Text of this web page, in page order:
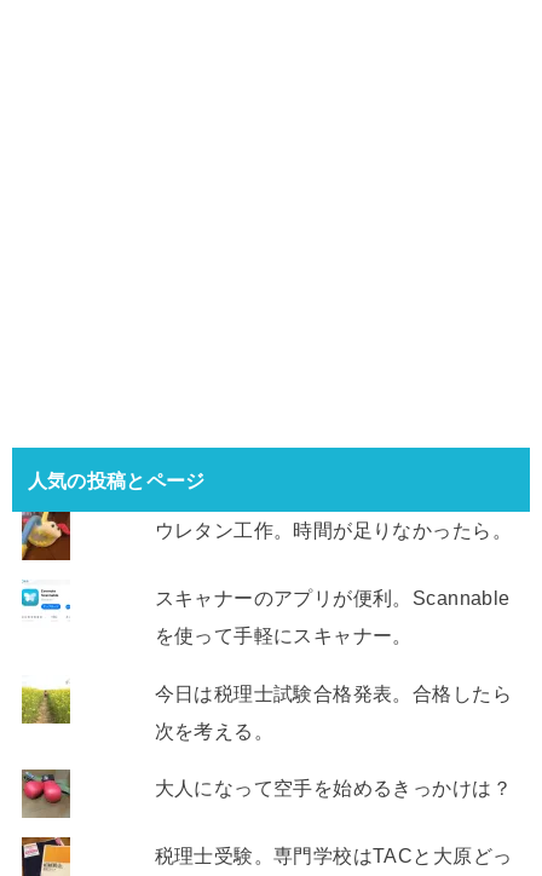
人気の投稿とページ
ウレタン工作。時間が足りなかったら。
スキャナーのアプリが便利。Scannable
を使って手軽にスキャナー。
今日は税理士試験合格発表。合格したら
次を考える。
大人になって空手を始めるきっかけは？
税理士受験。専門学校はTACと大原どっ